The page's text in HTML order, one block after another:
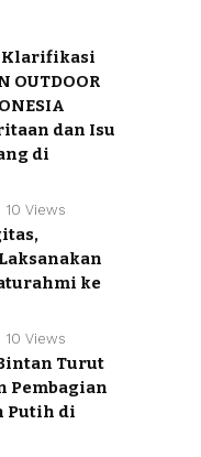
Klarifikasi
OUTDOOR
dan Isu
di
10 Views
ke
10 Views
Turut
Pembagian
Putih di